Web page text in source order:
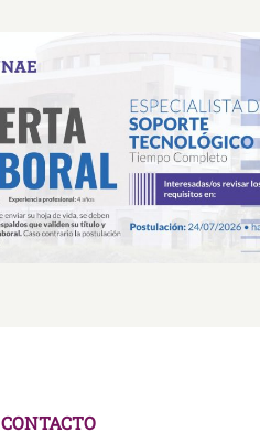
Oferta Laboral Especialista de
Soporte Tecnológico
CONTACTO